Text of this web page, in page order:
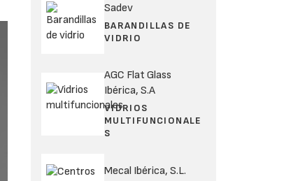
Sadev
BARANDILLAS DE
VIDRIO
AGC Flat Glass
Ibérica, S.A
VIDRIOS
MULTIFUNCIONALE
S
Mecal Ibérica, S.L.